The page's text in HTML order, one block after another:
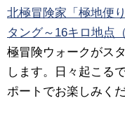
北極冒険家「極地便
タング～16キロ地点
極冒険ウォークがス
します。日々起こる
ポートでお楽しみく